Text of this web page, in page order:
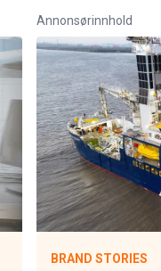
Annonsørinnhold
BRAND STORIES